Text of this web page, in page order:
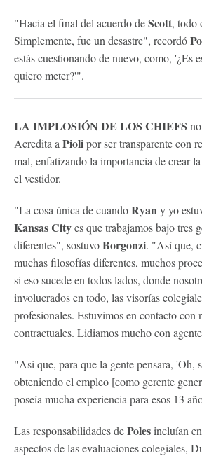
"Hacia el final del acuerdo deScott, todo
Simplemente, fue un desastre", recordó
estás cuestionando de nuevo, como, '¿Es
quiero meter?'".
LA IMPLOSIÓN DE LOS CHIEFS
Acredita a Piolipor ser transparente con
mal, enfatizando la importancia de crear
el vestidor.
"La cosa única de cuandoRyan y yo
Kansas Cityes que trabajamos bajo tres
diferentes", sostuvoBorgonzi. "Así que,
muchas filosofías diferentes, muchos
si eso sucede en todos lados, donde
involucrados en todo, las visorías
profesionales. Estuvimos en contacto con
contractuales. Lidiamos mucho con
"Así que, para que la gente pensara, 'Oh,
obteniendo el empleo [como gerente
poseía mucha experiencia para esos 13
Las responsabilidades dePolesincluían
aspectos de las evaluaciones colegiales,